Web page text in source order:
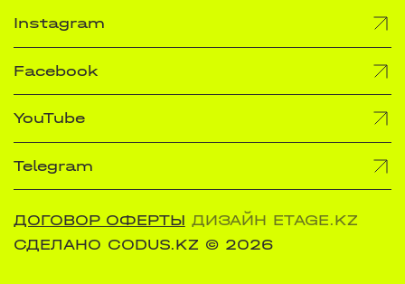
Instagram
Facebook
YouTube
Telegram
ДОГОВОР ОФЕРТЫ ДИЗАЙН ETAGE.KZ
СДЕЛАНО CODUS.KZ © 2026